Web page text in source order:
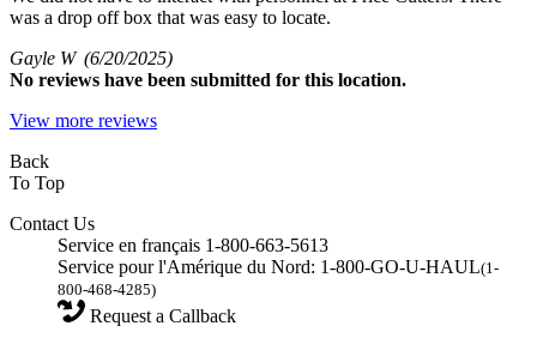
was a drop off box that was easy to locate.
Gayle W (6/20/2025)
No reviews have been submitted for this location.
View more reviews
Back
To Top
Contact Us
Service en français 1-800-663-5613
Service pour l'Amérique du Nord: 1-800-GO-U-HAUL(1-
800-468-4285)
Request a Callback